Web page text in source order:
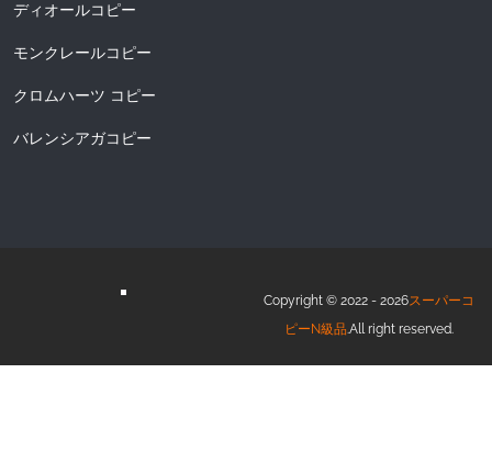
ディオールコピー
モンクレールコピー
クロムハーツ コピー
バレンシアガコピー
Copyright © 2022 - 2026スーパーコ
ピーN級品.All right reserved.